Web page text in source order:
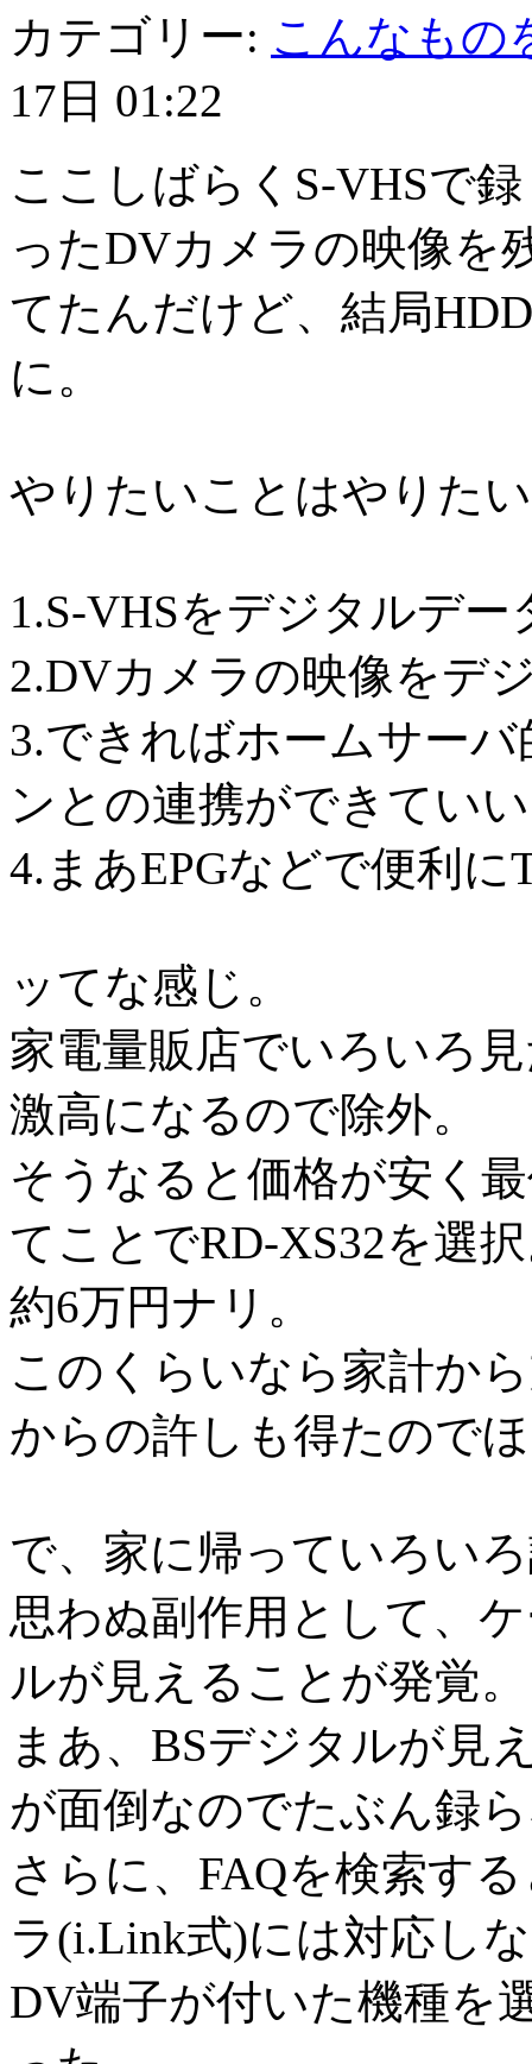
カテゴリー: こんなもの
17日 01:22
ここしばらくS-VHSで
ったDVカメラの映像を
てたんだけど、結局
に。
やりたいことはやりた
1.S-VHSをデジタルデー
2.DVカメラの映像をデ
3.できればホームサー
ンとの連携ができてい
4.まあEPGなどで便利
ッてな感じ。
家電量販店でいろいろ
激高になるので除外。
そうなると価格が安く
てことでRD-XS32を選
約6万円ナリ。
このくらいなら家計か
からの許しも得たので
で、家に帰っていろい
思わぬ副作用として、
ルが見えることが発覚。
まあ、BSデジタルが見
が面倒なのでたぶん録
さらに、FAQを検索す
ラ(i.Link式)には対応し
DV端子が付いた機種を